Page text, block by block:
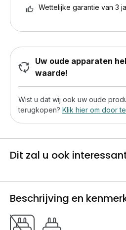
Wettelijke garantie van 3
Uw oude apparaten
waarde!
Wist u dat wij ook uw oude
terugkopen? Klik hier om door
Dit zal u ook
Beschrijving en